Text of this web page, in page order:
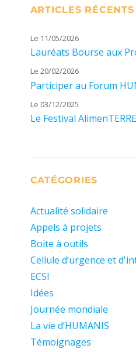
ARTICLES RÉCENTS
Le 11/05/2026
Lauréats Bourse aux
Le 20/02/2026
Participer au Forum
Le 03/12/2025
Le Festival
CATÉGORIES
Actualité solidaire
Appels à projets
Boite à outils
Cellule d’urgence et
ECSI
Idées
Journée mondiale
La vie d’HUMANIS
Témoignages